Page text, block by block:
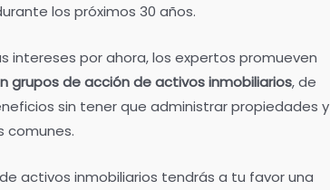
los próximos 30 años.
intereses por ahora, los expertos promueven
grupos de acción de activos inmobiliarios, de
sin tener que administrar propiedades y
comunes.
activos inmobiliarios tendrás a tu favor una